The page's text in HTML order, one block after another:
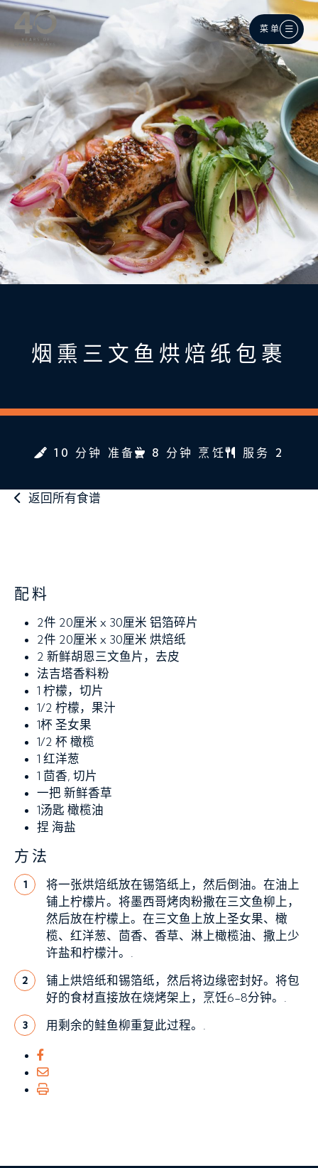
跳至主内容
菜单
烟熏三文鱼烘焙纸包裹
10 分钟 准备 8 分钟 烹饪 服务 2
返回所有食谱
配料
2件 20厘米 x 30厘米 铝箔碎片
2件 20厘米 x 30厘米 烘焙纸
2 新鲜胡恩三文鱼片，去皮
法吉塔香料粉
1 柠檬，切片
1/2 柠檬，果汁
1杯 圣女果
1/2 杯 橄榄
1 红洋葱
1 茴香, 切片
一把 新鲜香草
1汤匙 橄榄油
捏 海盐
方法
1
将一张烘焙纸放在锡箔纸上，然后倒油。在油上
铺上柠檬片。将墨西哥烤肉粉撒在三文鱼柳上，
然后放在柠檬上。在三文鱼上放上圣女果、橄
榄、红洋葱、茴香、香草、淋上橄榄油、撒上少
许盐和柠檬汁。.
2
铺上烘焙纸和锡箔纸，然后将边缘密封好。将包
好的食材直接放在烧烤架上，烹饪6-8分钟。.
3 用剩余的鲑鱼柳重复此过程。.